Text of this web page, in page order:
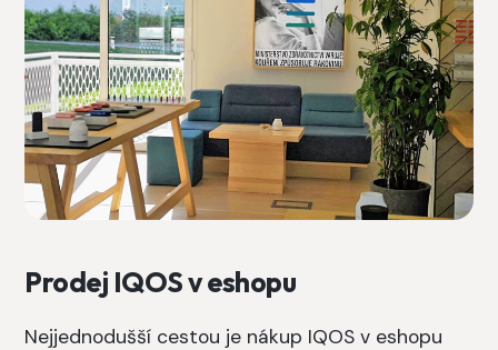
Prodej IQOS v eshopu
Nejjednodušší cestou je nákup IQOS v eshopu